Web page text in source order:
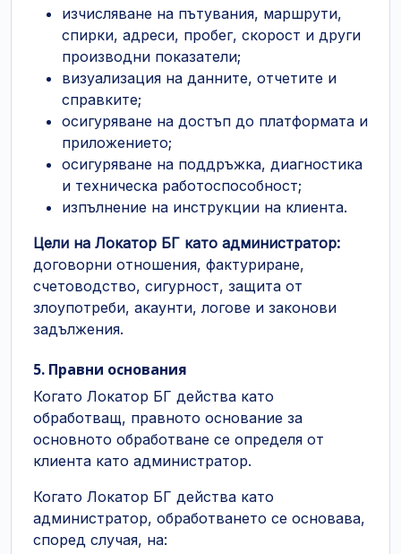
изчисляване на пътувания, маршрути,
спирки, адреси, пробег, скорост и други
производни показатели;
визуализация на данните, отчетите и
справките;
осигуряване на достъп до платформата и
приложението;
осигуряване на поддръжка, диагностика
и техническа работоспособност;
изпълнение на инструкции на клиента.
Цели на Локатор БГ като администратор:
договорни отношения, фактуриране,
счетоводство, сигурност, защита от
злоупотреби, акаунти, логове и законови
задължения.
5. Правни основания
Когато Локатор БГ действа като
обработващ, правното основание за
основното обработване се определя от
клиента като администратор.
Когато Локатор БГ действа като
администратор, обработването се основава,
според случая, на: